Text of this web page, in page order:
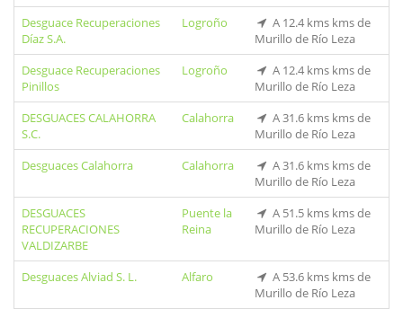
Desguace Recuperaciones
Díaz S.A.
Logroño
A 12.4 kms kms de
Murillo de Río Leza
Desguace Recuperaciones
Pinillos
Logroño
A 12.4 kms kms de
Murillo de Río Leza
DESGUACES CALAHORRA
S.C.
Calahorra
A 31.6 kms kms de
Murillo de Río Leza
Desguaces Calahorra
Calahorra
A 31.6 kms kms de
Murillo de Río Leza
DESGUACES
RECUPERACIONES
VALDIZARBE
Puente la
Reina
A 51.5 kms kms de
Murillo de Río Leza
Desguaces Alviad S. L. Alfaro
A 53.6 kms kms de
Murillo de Río Leza